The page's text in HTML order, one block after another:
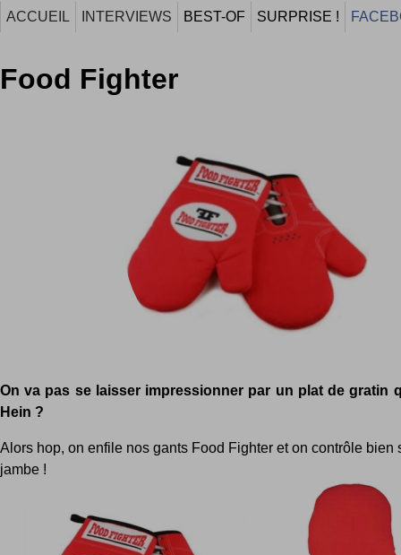
ACCUEIL INTERVIEWS BEST-OF SURPRISE !
Food Fighter
On va pas se laisser impressionner par un plat de gratin
Hein ?
Alors hop, on enfile nos gants Food Fighter et on contrôle bien
jambe !